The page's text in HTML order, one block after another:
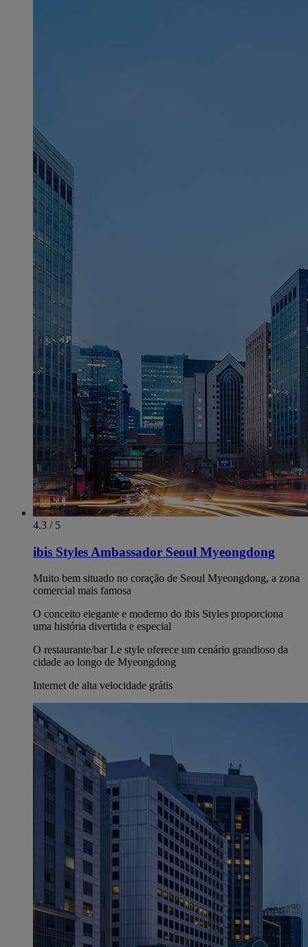
4.3 / 5
ibis Styles Ambassador Seoul Myeongdong
Muito bem situado no coração de Seoul Myeongdong, a zona
comercial mais famosa
O conceito elegante e moderno do ibis Styles proporciona
uma história divertida e especial
O restaurante/bar Le style oferece um cenário grandioso da
cidade ao longo de Myeongdong
Internet de alta velocidade grátis